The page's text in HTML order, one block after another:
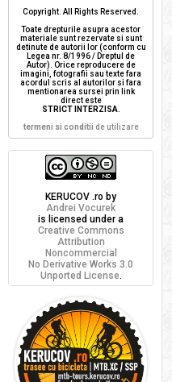
Copyright. All Rights Reserved.
Toate drepturile asupra acestor
materiale sunt rezervate si sunt
detinute de autorii lor (conform cu
Legea nr. 8/1996 / Dreptul de
Autor). Orice reproducere de
imagini, fotografii sau texte fara
acordul scris al autorilor si fara
mentionarea sursei prin link
direct este
STRICT INTERZISA.
termeni si conditii de utilizare
KERUCOV .ro by
Andrei Vocurek
is licensed under a
Creative Commons
Attribution
Noncommercial
No Derivative Works 3.0
Unported License.